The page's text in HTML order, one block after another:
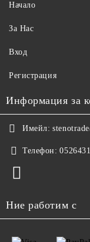
Начало
За Нас
Вход
Регистрация
Информация за
Имейл:
Телефон:
Ние работим с